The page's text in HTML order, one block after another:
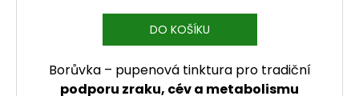
DO KOŠÍKU
Borůvka – pupenová tinktura pro tradiční
podporu zraku, cév a metabolismu